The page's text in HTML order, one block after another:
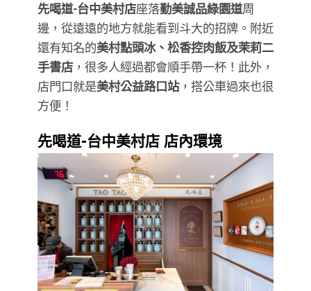
先喝道-台中美村店座落勤美誠品綠園道周
邊，從遠遠的地方就能看到斗大的招牌。附近
還有知名的美村點頭冰、松香控肉飯及茉莉二
手書店 ，很多人經過都會順手帶一杯！此外，
店門口就是美村公益路口站，搭公車過來也很
方便！
先喝道-台中美村店 店內環境